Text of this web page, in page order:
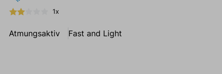
1x
Atmungsaktiv Fast and Light